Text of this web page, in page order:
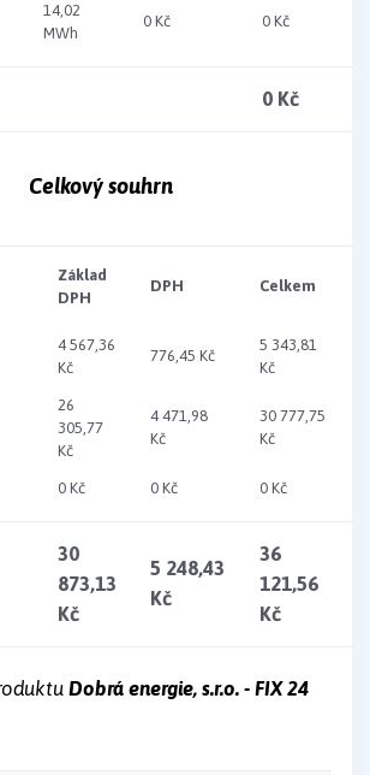
14,02
MWh
0 Kč 0 Kč
0 Kč
Celkový souhrn
Základ
DPH
DPH Celkem
4 567,36
Kč
776,45 Kč
5 343,81
Kč
26
305,77
Kč
4 471,98
Kč
30 777,75
Kč
0 Kč 0 Kč 0 Kč
30
873,13
Kč
5 248,43
Kč
36
121,56
Kč
Dobrá energie, s.r.o. - FIX 24